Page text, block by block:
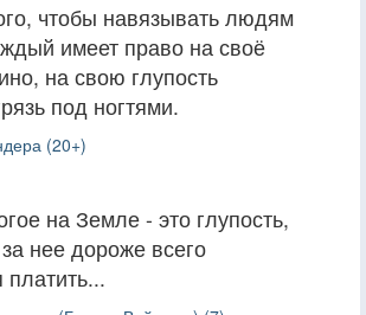
чтобы навязывать людям
имеет право на своё
на свою глупость
под ногтями.
(20+)
на Земле - это глупость,
нее дороже всего
платить...